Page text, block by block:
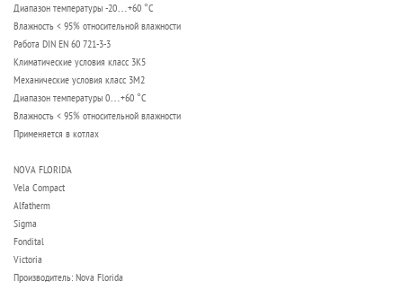
Диапазон температуры -20…+60 °C
Влажность < 95% относительной влажности
Работа DIN EN 60 721-3-3
Климатические условия класс 3K5
Механические условия класс 3M2
Диапазон температуры 0…+60 °C
Влажность < 95% относительной влажности
Применяется в котлах
NOVA FLORIDA
Vela Compact
Alfatherm
Sigma
Fondital
Victoria
Производитель: Nova Florida